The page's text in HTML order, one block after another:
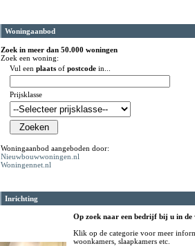
Woningaanbod
Zoek in meer dan 50.000 woningen
Zoek een woning:
Vul een plaats of postcode in...
Prijsklasse
Woningaanbod aangeboden door:
Nieuwbouwwoningen.nl
Woningennet.nl
Inrichting
Op zoek naar een bedrijf bij u in
Klik op de categorie voor meer
woonkamers, slaapkamers etc.